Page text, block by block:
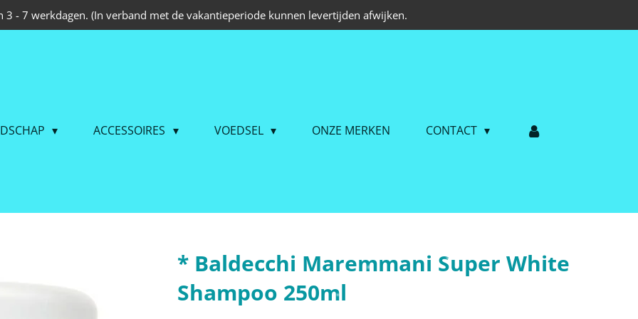
3 - 7 werkdagen. (In verband met de vakantieperiode kunnen levertijden afwijken.
ACCESSOIRES VOEDSEL ONZE MERKEN CONTACT
* Baldecchi Maremmani Super White
Shampoo 250ml